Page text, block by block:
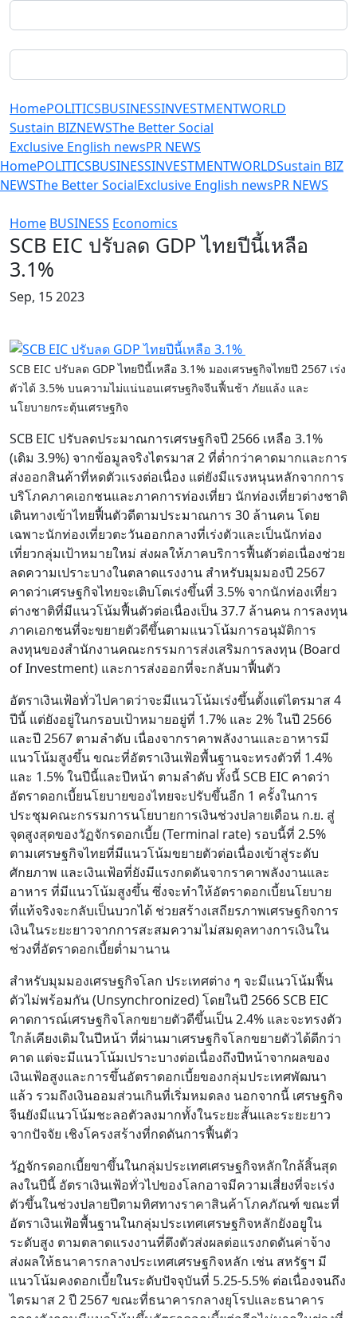
HomePOLITICSBUSINESSINVESTMENTWORLD
Sustain BIZNEWSThe Better Social
Exclusive English newsPR NEWS
HomePOLITICSBUSINESSINVESTMENTWORLDSustain BIZ
NEWSThe Better SocialExclusive English newsPR NEWS
Home BUSINESS Economics
SCB EIC ปรับลด GDP ไทยปีนี้เหลือ
3.1%
Sep, 15 2023
SCB EIC ปรับลด GDP ไทยปีนี้เหลือ 3.1% มองเศรษฐกิจไทยปี 2567 เร่ง
ตัวได้ 3.5% บนความไม่แน่นอนเศรษฐกิจจีนฟื้นช้า ภัยแล้ง และ
นโยบายกระตุ้นเศรษฐกิจ
SCB EIC ปรับลดประมาณการเศรษฐกิจปี 2566 เหลือ 3.1%
(เดิม 3.9%) จากข้อมูลจริงไตรมาส 2 ที่ต่ำกว่าคาดมากและการ
ส่งออกสินค้าที่หดตัวแรงต่อเนื่อง แต่ยังมีแรงหนุนหลักจากการ
บริโภคภาคเอกชนและภาคการท่องเที่ยว นักท่องเที่ยวต่างชาติ
เดินทางเข้าไทยฟื้นตัวดีตามประมาณการ 30 ล้านคน โดย
เฉพาะนักท่องเที่ยวตะวันออกกลางที่เร่งตัวและเป็นนักท่อง
เที่ยวกลุ่มเป้าหมายใหม่ ส่งผลให้ภาคบริการฟื้นตัวต่อเนื่องช่วย
ลดความเปราะบางในตลาดแรงงาน สำหรับมุมมองปี 2567
คาดว่าเศรษฐกิจไทยจะเติบโตเร่งขึ้นที่ 3.5% จากนักท่องเที่ยว
ต่างชาติที่มีแนวโน้มฟื้นตัวต่อเนื่องเป็น 37.7 ล้านคน การลงทุน
ภาคเอกชนที่จะขยายตัวดีขึ้นตามแนวโน้มการอนุมัติการ
ลงทุนของสำนักงานคณะกรรมการส่งเสริมการลงทุน (Board
of Investment) และการส่งออกที่จะกลับมาฟื้นตัว
อัตราเงินเฟ้อทั่วไปคาดว่าจะมีแนวโน้มเร่งขึ้นตั้งแต่ไตรมาส 4
ปีนี้ แต่ยังอยู่ในกรอบเป้าหมายอยู่ที่ 1.7% และ 2% ในปี 2566
และปี 2567 ตามลำดับ เนื่องจากราคาพลังงานและอาหารมี
แนวโน้มสูงขึ้น ขณะที่อัตราเงินเฟ้อพื้นฐานจะทรงตัวที่ 1.4%
และ 1.5% ในปีนี้และปีหน้า ตามลำดับ ทั้งนี้ SCB EIC คาดว่า
อัตราดอกเบี้ยนโยบายของไทยจะปรับขึ้นอีก 1 ครั้งในการ
ประชุมคณะกรรมการนโยบายการเงินช่วงปลายเดือน ก.ย. สู่
จุดสูงสุดของวัฏจักรดอกเบี้ย (Terminal rate) รอบนี้ที่ 2.5%
ตามเศรษฐกิจไทยที่มีแนวโน้มขยายตัวต่อเนื่องเข้าสู่ระดับ
ศักยภาพ และเงินเฟ้อที่ยังมีแรงกดดันจากราคาพลังงานและ
อาหาร ที่มีแนวโน้มสูงขึ้น ซึ่งจะทำให้อัตราดอกเบี้ยนโยบาย
ที่แท้จริงจะกลับเป็นบวกได้ ช่วยสร้างเสถียรภาพเศรษฐกิจการ
เงินในระยะยาวจากการสะสมความไม่สมดุลทางการเงินใน
ช่วงที่อัตราดอกเบี้ยต่ำมานาน
สำหรับมุมมองเศรษฐกิจโลก ประเทศต่าง ๆ จะมีแนวโน้มฟื้น
ตัวไม่พร้อมกัน (Unsynchronized) โดยในปี 2566 SCB EIC
คาดการณ์เศรษฐกิจโลกขยายตัวดีขึ้นเป็น 2.4% และจะทรงตัว
ใกล้เคียงเดิมในปีหน้า ที่ผ่านมาเศรษฐกิจโลกขยายตัวได้ดีกว่า
คาด แต่จะมีแนวโน้มเปราะบางต่อเนื่องถึงปีหน้าจากผลของ
เงินเฟ้อสูงและการขึ้นอัตราดอกเบี้ยของกลุ่มประเทศพัฒนา
แล้ว รวมถึงเงินออมส่วนเกินที่เริ่มหมดลง นอกจากนี้ เศรษฐกิจ
จีนยังมีแนวโน้มชะลอตัวลงมากทั้งในระยะสั้นและระยะยาว
จากปัจจัย เชิงโครงสร้างที่กดดันการฟื้นตัว
วัฏจักรดอกเบี้ยขาขึ้นในกลุ่มประเทศเศรษฐกิจหลักใกล้สิ้นสุด
ลงในปีนี้ อัตราเงินเฟ้อทั่วไปของโลกอาจมีความเสี่ยงที่จะเร่ง
ตัวขึ้นในช่วงปลายปีตามทิศทางราคาสินค้าโภคภัณฑ์ ขณะที่
อัตราเงินเฟ้อพื้นฐานในกลุ่มประเทศเศรษฐกิจหลักยังอยูใน
ระดับสูง ตามตลาดแรงงานที่ตึงตัวส่งผลต่อแรงกดดันค่าจ้าง
ส่งผลให้ธนาคารกลางประเทศเศรษฐกิจหลัก เช่น สหรัฐฯ มี
แนวโน้มคงดอกเบี้ยในระดับปัจจุบันที่ 5.25-5.5% ต่อเนื่องจนถึง
ไตรมาส 2 ปี 2567 ขณะที่ธนาคารกลางยุโรปและธนาคาร